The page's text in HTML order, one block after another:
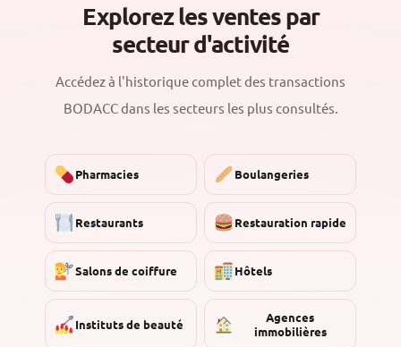
Explorez les ventes par
secteur d'activité
Accédez à l'historique complet des transactions
BODACC dans les secteurs les plus consultés.
Pharmacies Boulangeries
Restaurants Restauration rapide
Salons de coiffure Hôtels
Instituts de beauté
Agences
immobilières